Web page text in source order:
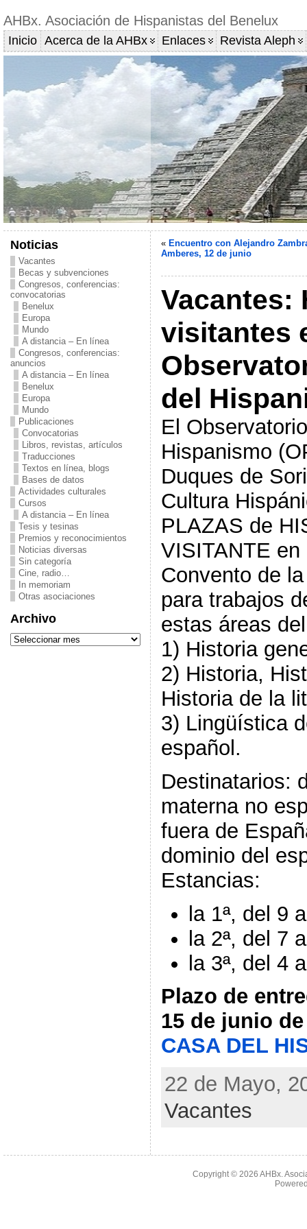
AHBx. Asociación de Hispanistas del Benelux
Inicio Acerca de la AHBx Enlaces Revista Aleph
Noticias
Vacantes
Becas y subvenciones
Congresos, conferencias:
convocatorias
Benelux
Europa
Mundo
A distancia – En línea
Congresos, conferencias:
anuncios
A distancia – En línea
Benelux
Europa
Mundo
Publicaciones
Convocatorias
Libros, revistas, artículos
Traducciones
Textos en línea, blogs
Bases de datos
Actividades culturales
Cursos
A distancia – En línea
Tesis y tesinas
Premios y reconocimientos
Noticias diversas
Sin categoría
Cine, radio…
In memoriam
Otras asociaciones
Archivo
« Encuentro con Alejandro
Amberes, 12 de junio
Vacantes:
visitantes
del
El
Hispanismo
Duques de
Cultura
PLAZAS de
VISITANTE
Convento de
para trabajos
estas áreas
1) Historia
2) Historia,
Historia de la
3) Lingüística
español.
Destinatarios:
materna no
fuera de
dominio del
Estancias:
la 1ª, del 9
la 2ª, del 7
la 3ª, del 4
Plazo de
15 de junio
CASA DEL
22 de Mayo,
Vacantes
Copyright © 2026AHBx.